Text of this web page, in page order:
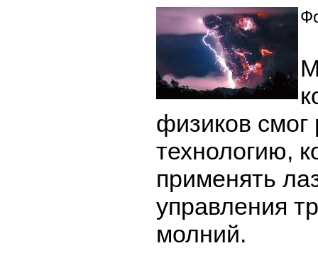
физиков смог
технологию,
применять
управления
молний.